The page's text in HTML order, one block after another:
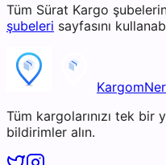
Tüm Sürat Kargo
şubeleri sayfasını
Tüm kargolarınızı tek bir
bildirimler alın.